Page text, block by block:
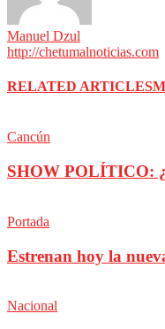
Manuel Dzul
http://chetumalnoticias.com
RELATED ARTICLES
Cancún
SHOW POLÍTICO:
Portada
Estrenan hoy la
Nacional